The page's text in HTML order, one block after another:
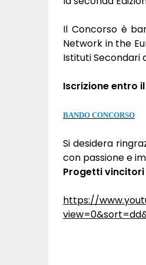
Il Concorso è
Network in the
Istituti Secondari
Iscrizione entro
BANDO CONCORSO
Si desidera
con passione e
Progetti vincitori
https://